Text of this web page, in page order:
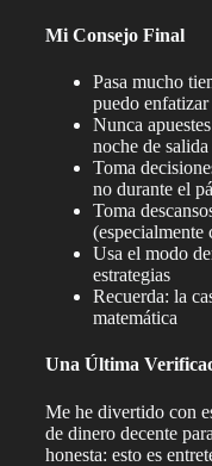
Mi Consejo Final
Pasa mucho
puedo
Nunca
noche de salida
Toma
no durante el
Toma
(especialmente
Usa el modo
estrategias
Recuerda: la
matemática
Una Última
Me he divertido con
de dinero decente
honesta: esto es